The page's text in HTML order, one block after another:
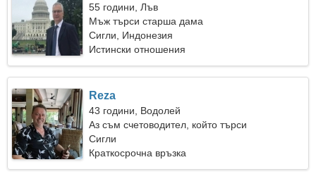
55 години, Лъв
Мъж търси старша дама
Сигли, Индонезия
Истински отношения
Reza
43 години, Водолей
Аз съм счетоводител, който търси
съблазнителна жена
Сигли
Краткосрочна връзка